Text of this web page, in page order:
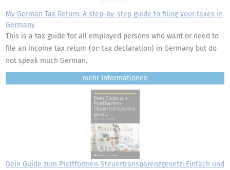
My German Tax Return: A step-by-step guide to filing your taxes in
Germany
This is a tax guide for all employed persons who want or need to
file an income tax return (or: tax declaration) in Germany but do
not speak much German.
mehr
Dein Guide zum Plattformen-Steuertransparenzgesetz: Einfach und